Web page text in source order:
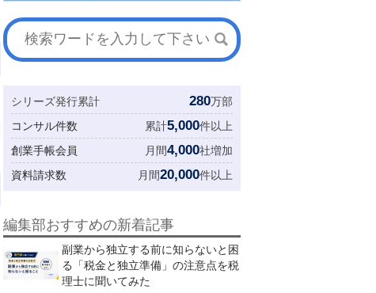
シリーズ発行累計 280万部
コンサル件数
累計5,000件以上
創業手帳会員
月間4,000社増加
資料請求数
月間20,000件以上
編集部おすすめの新着記事
副業から独立する前に知らないと困
る「税金と独立準備」の注意点を税
理士に聞いてみた